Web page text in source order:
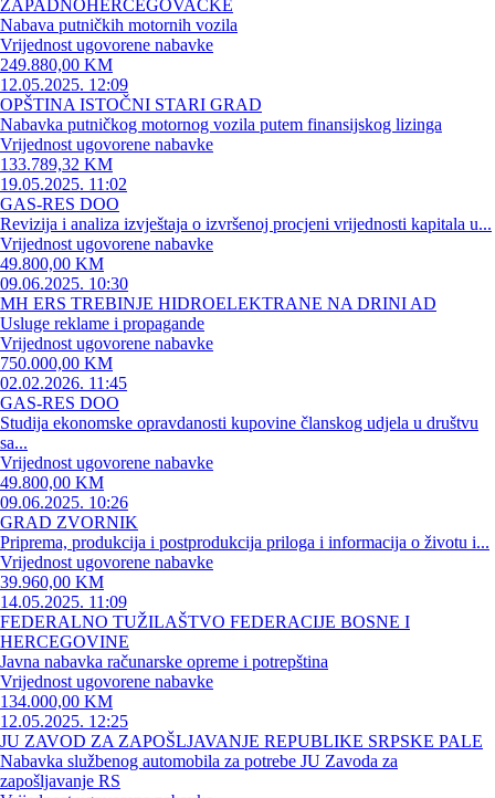
ZAPADNOHERCEGOVAČKE
Nabava putničkih motornih vozila
Vrijednost ugovorene nabavke
249.880,00 KM
12.05.2025. 12:09
OPŠTINA ISTOČNI STARI GRAD
Nabavka putničkog motornog vozila putem finansijskog lizinga
Vrijednost ugovorene nabavke
133.789,32 KM
19.05.2025. 11:02
GAS-RES DOO
Revizija i analiza izvještaja o izvršenoj procjeni vrijednosti kapitala u...
Vrijednost ugovorene nabavke
49.800,00 KM
09.06.2025. 10:30
MH ERS TREBINJE HIDROELEKTRANE NA DRINI AD
Usluge reklame i propagande
Vrijednost ugovorene nabavke
750.000,00 KM
02.02.2026. 11:45
GAS-RES DOO
Studija ekonomske opravdanosti kupovine članskog udjela u društvu
sa...
Vrijednost ugovorene nabavke
49.800,00 KM
09.06.2025. 10:26
GRAD ZVORNIK
Priprema, produkcija i postprodukcija priloga i informacija o životu i...
Vrijednost ugovorene nabavke
39.960,00 KM
14.05.2025. 11:09
FEDERALNO TUŽILAŠTVO FEDERACIJE BOSNE I
HERCEGOVINE
Javna nabavka računarske opreme i potrepština
Vrijednost ugovorene nabavke
134.000,00 KM
12.05.2025. 12:25
JU ZAVOD ZA ZAPOŠLJAVANJE REPUBLIKE SRPSKE PALE
Nabavka službenog automobila za potrebe JU Zavoda za
zapošljavanje RS